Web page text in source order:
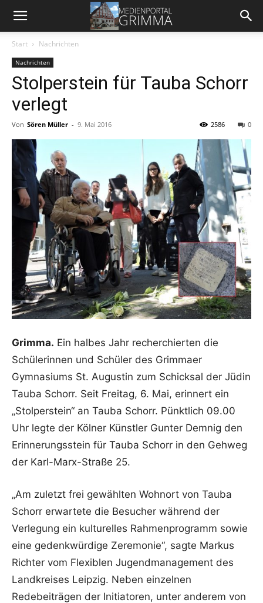
Start Nachrichten
Nachrichten
Stolperstein für Tauba Schorr
verlegt
Von Sören Müller - 9. Mai 2016 0
2586
Grimma. Ein halbes Jahr recherchierten die
Schülerinnen und Schüler des Grimmaer
Gymnasiums St. Augustin zum Schicksal der Jüdin
Tauba Schorr. Seit Freitag, 6. Mai, erinnert ein
„Stolperstein“ an Tauba Schorr. Pünktlich 09.00
Uhr legte der Kölner Künstler Gunter Demnig den
Erinnerungsstein für Tauba Schorr in den Gehweg
der Karl-Marx-Straße 25.
„Am zuletzt frei gewählten Wohnort von Tauba
Schorr erwartete die Besucher während der
Verlegung ein kulturelles Rahmenprogramm sowie
eine gedenkwürdige Zeremonie“, sagte Markus
Richter vom Flexiblen Jugendmanagement des
Landkreises Leipzig. Neben einzelnen
Redebeiträgen der Initiatoren, unter anderem von